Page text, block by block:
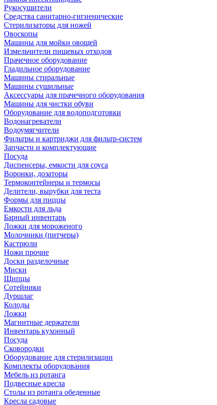
Рукосушители
Средства санитарно-гигиенические
Стерилизаторы для ножей
Овоскопы
Машины для мойки овощей
Измельчители пищевых отходов
Прачечное оборудование
Гладильное оборудование
Машины стиральные
Машины сушильные
Аксессуары для прачечного оборудования
Машины для чистки обуви
Оборудование для водоподготовки
Водонагреватели
Водоумягчители
Фильтры и картриджи для фильтр-систем
Запчасти и комплектующие
Посуда
Диспенсеры, емкости для соуса
Воронки, дозаторы
Термоконтейнеры и термосы
Делители, вырубки для теста
Формы для пиццы
Емкости для льда
Барный инвентарь
Ложки для мороженого
Молочники (питчеры)
Кастрюли
Ножи прочие
Доски разделочные
Миски
Щипцы
Сотейники
Дуршлаг
Колоды
Ложки
Магнитные держатели
Инвентарь кухонный
Посуда
Сковородки
Оборудование для стерилизации
Комплекты оборудования
Мебель из ротанга
Подвесные кресла
Столы из ротанга обеденные
Кресла садовые